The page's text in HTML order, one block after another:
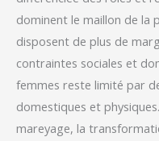
dominent le maillon de la
disposent de plus de
contraintes sociales et
femmes reste limité par
domestiques et
mareyage, la